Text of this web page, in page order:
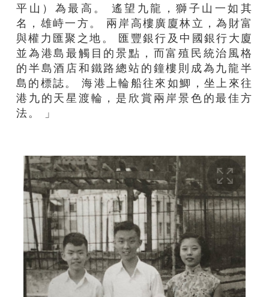
平山）為最高。 遙望九龍，獅子山一如其
名，雄峙一方。 兩岸高樓廣廈林立，為財富
與權力匯聚之地。 匯豐銀行及中國銀行大廈
並為港島最觸目的景點，而富殖民統治風格
的半島酒店和鐵路總站的鐘樓則成為九龍半
島的標誌。 海港上輪船往來如鯽，坐上來往
港九的天星渡輪，是欣賞兩岸景色的最佳方
法。 」